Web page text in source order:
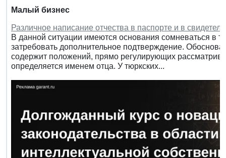
Малый бизнес
Различное написание отчества в паспорте и в
В данной ситуации имеются основания сомневаться в
затребовать дополнительное подтверждение.
содержит положений, прямо регулирующих
определяется именем отца. У тюркских...